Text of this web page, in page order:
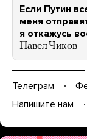
Если Путин
меня
я откажусь
Павел Чиков
Телеграм
Напишите нам